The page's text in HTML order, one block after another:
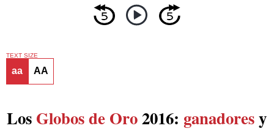
TEXT SIZE
aa AA
Los Globos de Oro2016: ganadoresy